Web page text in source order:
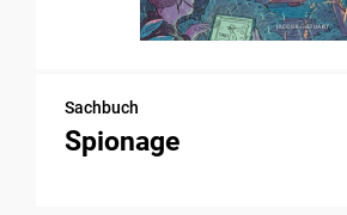
Sachbuch
Spionage